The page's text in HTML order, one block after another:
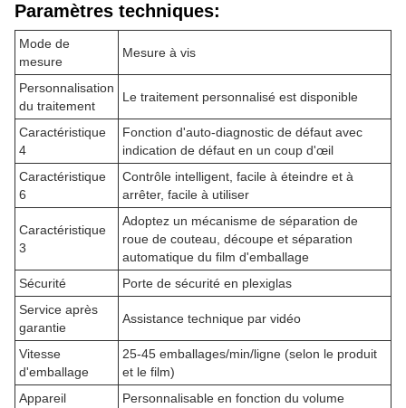
Paramètres techniques:
Mode de
mesure
Mesure à vis
Personnalisation
du traitement
Le traitement personnalisé est disponible
Caractéristique
4
Fonction d'auto-diagnostic de défaut avec
indication de défaut en un coup d'œil
Caractéristique
6
Contrôle intelligent, facile à éteindre et à
arrêter, facile à utiliser
Caractéristique
3
Adoptez un mécanisme de séparation de
roue de couteau, découpe et séparation
automatique du film d'emballage
Sécurité
Porte de sécurité en plexiglas
Service après
garantie
Assistance technique par vidéo
Vitesse
d'emballage
25-45 emballages/min/ligne (selon le produit
et le film)
Appareil
Personnalisable en fonction du volume